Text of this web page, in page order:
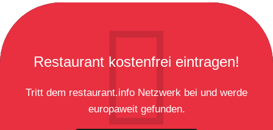
Restaurant kostenfrei eintragen!
Tritt dem restaurant.info Netzwerk bei und werde
europaweit gefunden.